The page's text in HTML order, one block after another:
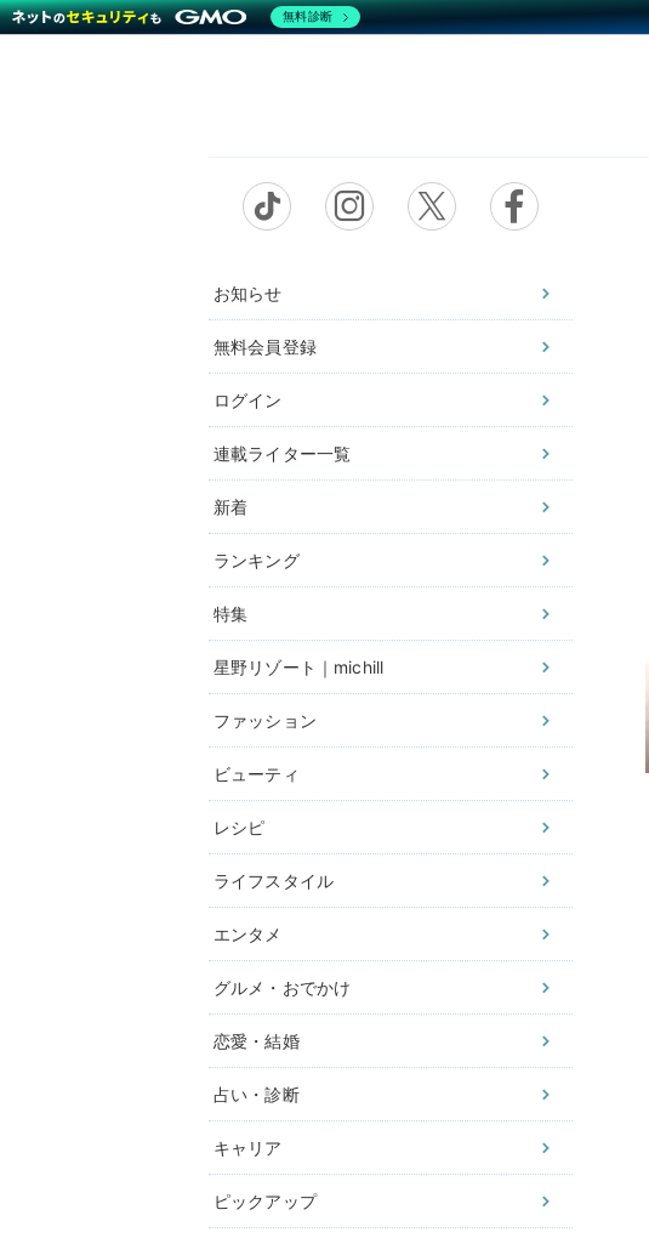
お知らせ
無料会員登録
ログイン
連載ライター一覧
新着
ランキング
特集
星野リゾート｜michill
ファッション
ビューティ
レシピ
ライフスタイル
エンタメ
グルメ・おでかけ
恋愛・結婚
占い・診断
キャリア
ピックアップ
無料診断